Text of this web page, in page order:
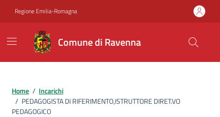
Regione Emilia-Romagna
Comune di Ravenna
Home / Incarichi
/ PEDAGOGISTA DI RIFERIMENTO,ISTRUTTORE DIRET.VO
PEDAGOGICO